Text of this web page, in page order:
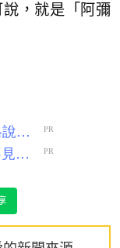
，就是「阿彌